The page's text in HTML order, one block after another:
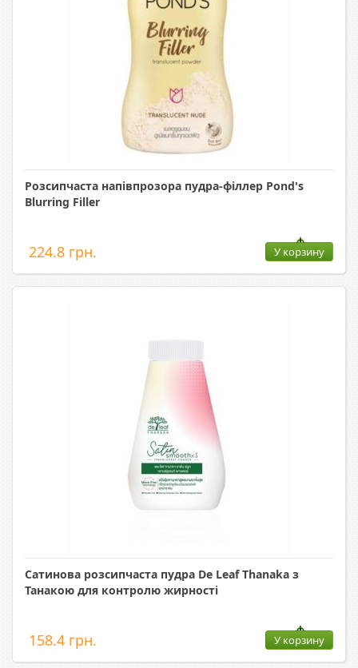
Розсипчаста напівпрозора пудра-філлер Pond's
Blurring Filler
224.8 грн. У корзину
Сатинова розсипчаста пудра De Leaf Thanaka з
Танакою для контролю жирності
158.4 грн. У корзину